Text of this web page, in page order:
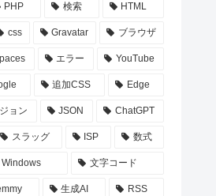
PHP 検索 HTML
css Gravatar ブラウザ
エラー YouTube
追加CSS Edge
ョン JSON ChatGPT
スラッグ ISP 数式
Windows 文字コード
生成AI RSS